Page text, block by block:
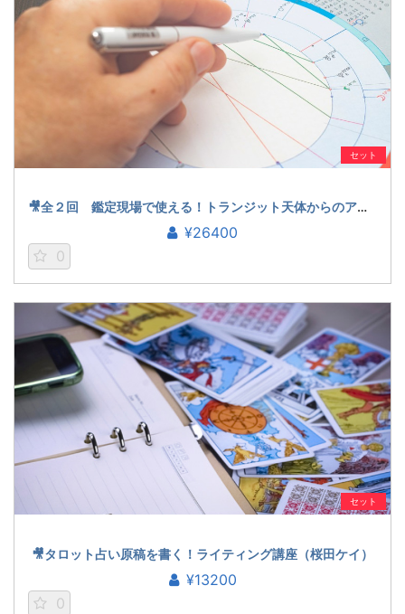
セット
🎥全２回 鑑定現場で使える！トランジット天体からのアスペクトを読む技法（石川楓花）
¥26400
0
セット
🎥タロット占い原稿を書く！ライティング講座（桜田ケイ）
¥13200
0